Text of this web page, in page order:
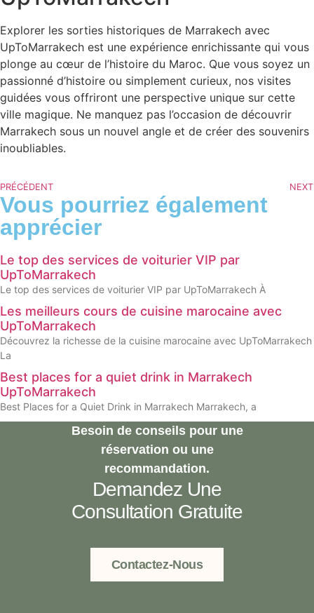
Explorer les sorties historiques de Marrakech avec
UpToMarrakech est une expérience enrichissante qui vous
plonge au cœur de l’histoire du Maroc. Que vous soyez un
passionné d’histoire ou simplement curieux, nos visites
guidées vous offriront une perspective unique sur cette
ville magique. Ne manquez pas l’occasion de découvrir
Marrakech sous un nouvel angle et de créer des souvenirs
inoubliables.
PRÉCÉDENT NEXT
Vous pourriez également
apprécier
Le top des services de voiturier VIP par
UpToMarrakech
Le top des services de voiturier VIP par UpToMarrakech À
Les meilleurs cours de cuisine marocaine avec
UpToMarrakech
Découvrez la richesse de la cuisine marocaine avec UpToMarrakech
La
Best places for a quiet drink in Marrakech
UpToMarrakech
Best Places for a Quiet Drink in Marrakech Marrakech, a
Besoin de conseils pour une
réservation ou une
recommandation.
Demandez Une
Consultation Gratuite
Contactez-Nous